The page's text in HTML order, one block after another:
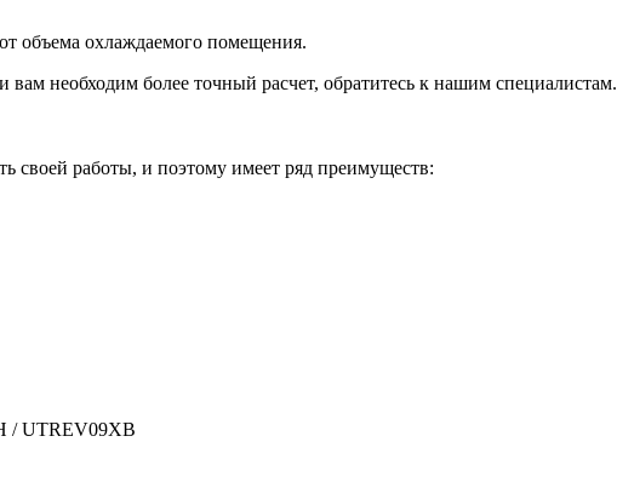
объема охлаждаемого помещения.
необходим более точный расчет, обратитесь к нашим специалистам.
своей работы, и поэтому имеет ряд преимуществ:
/ UTREV09XB